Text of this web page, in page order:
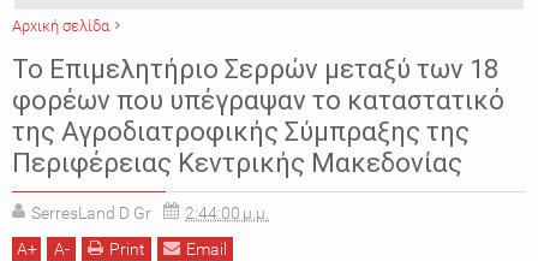
Αρχική σελίδα
ΕΙΔΗΣΕΙΣ
ΕΠΙΜΕΛΗΤΗΡΙΟ
ΠΕΡΙΦΕΡΕΙΑ ΚΕΝΤΡΙΚΗΣ ΜΑΚΕΔΟΝΙΑΣ
ΣΕΡΡΕΣ
Το Επιμελητήριο Σερρών μεταξύ των 18
φορέων που υπέγραψαν το καταστατικό
της Αγροδιατροφικής Σύμπραξης της
Περιφέρειας Κεντρικής Μακεδονίας
SerresLand D Gr
2:44:00 μ.μ.
A+ A- Print Email